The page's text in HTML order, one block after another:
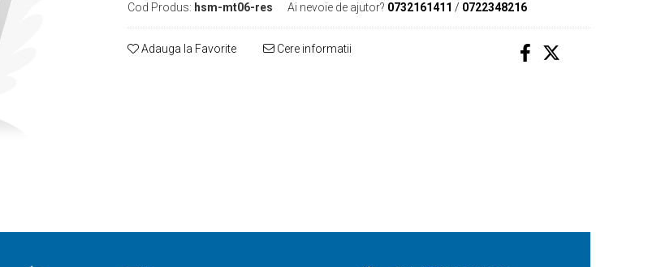
Cod Produs: hsm-mt06-res Ai nevoie de ajutor? 0732161411 / 0722348216
Adauga la Favorite Cere informatii